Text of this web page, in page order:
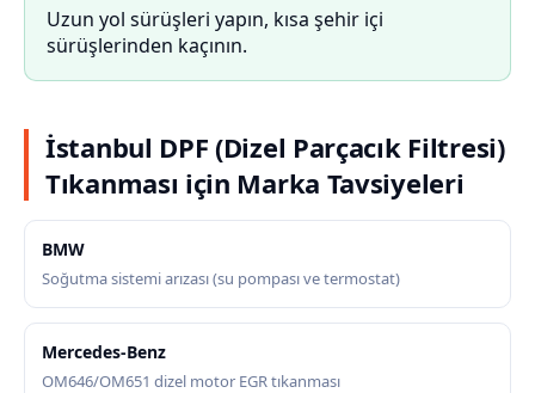
Uzun yol sürüşleri yapın, kısa şehir içi
sürüşlerinden kaçının.
İstanbul DPF (Dizel Parçacık Filtresi)
Tıkanması için Marka Tavsiyeleri
BMW
Soğutma sistemi arızası (su pompası ve termostat)
Mercedes-Benz
OM646/OM651 dizel motor EGR tıkanması